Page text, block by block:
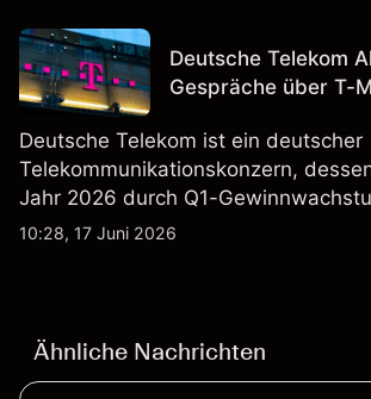
Vergangenheit ist kein verlässlicher
zukünftige Ergebnisse.Deutsche Telekom
Gespräche über T-
Deutsche Telekom ist ein deutscher
Telekommunikationskonzern,
Jahr 2026 durch Q1-
Aktienrückkäufe und Berichte über
10:28, 17 Juni 2026
Ähnliche Nachrichten